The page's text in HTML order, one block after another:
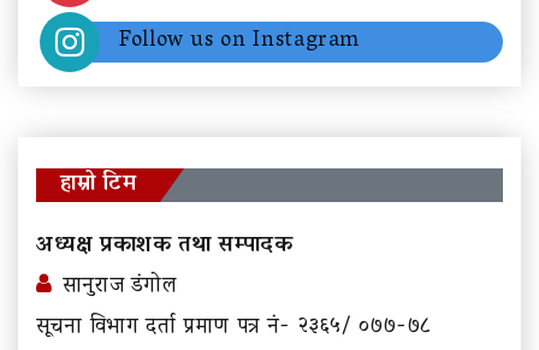
Follow us on Instagram
हाम्रो टिम
अध्यक्ष प्रकाशक तथा सम्पादक
सानुराज डंगोल
सूचना विभाग दर्ता प्रमाण पत्र नं- २३६५/ ०७७-७८